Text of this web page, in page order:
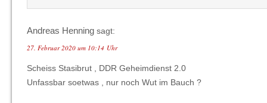
Andreas Henning sagt:
27. Februar 2020 um 10:14 Uhr
Scheiss Stasibrut , DDR Geheimdienst 2.0
Unfassbar soetwas , nur noch Wut im Bauch ?